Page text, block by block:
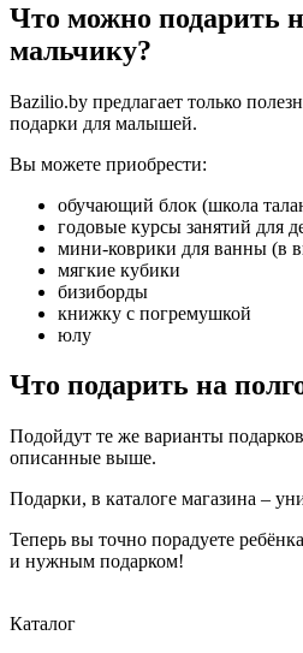
Что можно подарить
мальчику?
Bazilio.by предлагает только
подарки для малышей.
Вы можете приобрести:
обучающий блок (школа
годовые курсы занятий для
мини-коврики для ванны (в
мягкие кубики
бизиборды
книжку с погремушкой
юлу
Что подарить на
Подойдут те же варианты
описанные выше.
Подарки, в каталоге магазина –
Теперь вы точно порадуете
и нужным подарком!
Каталог